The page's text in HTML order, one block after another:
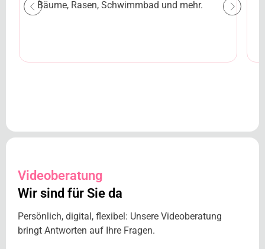
Bäume, Rasen, Schwimmbad und mehr.
Videoberatung
Wir sind für Sie da
Persönlich, digital, flexibel: Unsere Videoberatung
bringt Antworten auf Ihre Fragen.